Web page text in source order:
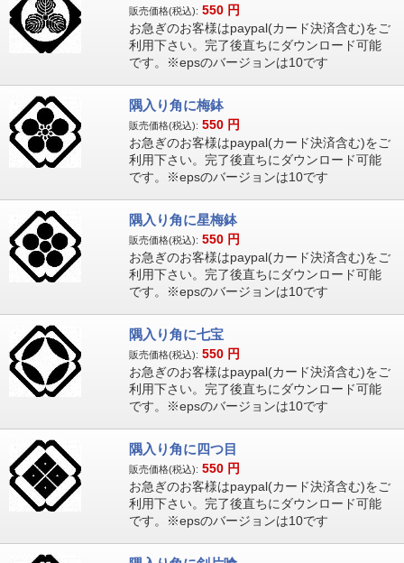
販売価格(税込): 550 円
お急ぎのお客様はpaypal(カード決済含む)をご
利用下さい。完了後直ちにダウンロード可能
です。※epsのバージョンは10です
隅入り角に梅鉢
販売価格(税込): 550 円
お急ぎのお客様はpaypal(カード決済含む)をご
利用下さい。完了後直ちにダウンロード可能
です。※epsのバージョンは10です
隅入り角に星梅鉢
販売価格(税込): 550 円
お急ぎのお客様はpaypal(カード決済含む)をご
利用下さい。完了後直ちにダウンロード可能
です。※epsのバージョンは10です
隅入り角に七宝
販売価格(税込): 550 円
お急ぎのお客様はpaypal(カード決済含む)をご
利用下さい。完了後直ちにダウンロード可能
です。※epsのバージョンは10です
隅入り角に四つ目
販売価格(税込): 550 円
お急ぎのお客様はpaypal(カード決済含む)をご
利用下さい。完了後直ちにダウンロード可能
です。※epsのバージョンは10です